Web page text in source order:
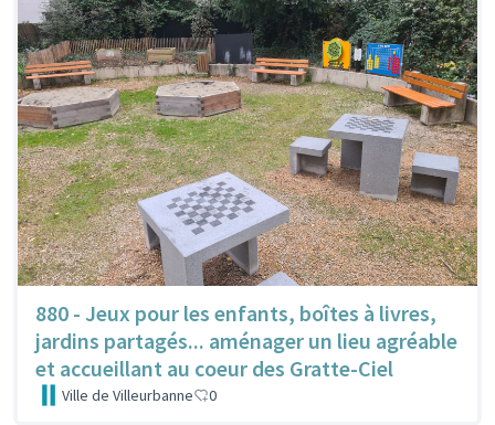
880 - Jeux pour les enfants, boîtes à livres,
jardins partagés... aménager un lieu agréable
et accueillant au coeur des Gratte-Ciel
Ville de Villeurbanne 0